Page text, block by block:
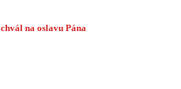
na oslavu Pána